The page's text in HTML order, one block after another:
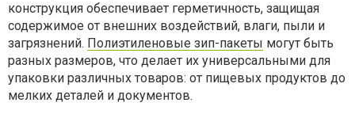
конструкция обеспечивает герметичность, защищая
содержимое от внешних воздействий, влаги, пыли и
загрязнений. Полиэтиленовые зип-пакеты могут быть
разных размеров, что делает их универсальными для
упаковки различных товаров: от пищевых продуктов до
мелких деталей и документов.